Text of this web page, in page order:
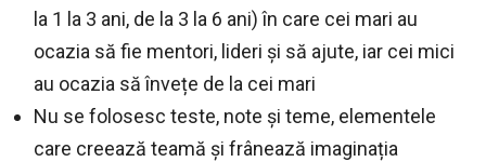
la 1 la 3 ani, de la 3 la 6 ani) în care cei mari au
ocazia să fie mentori, lideri și să ajute, iar cei mici
au ocazia să învețe de la cei mari
Nu se folosesc teste, note și teme, elementele
care creează teamă și frânează imaginația